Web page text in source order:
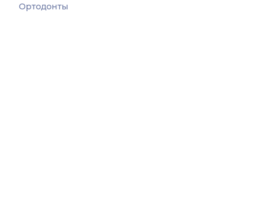
Ортодонты